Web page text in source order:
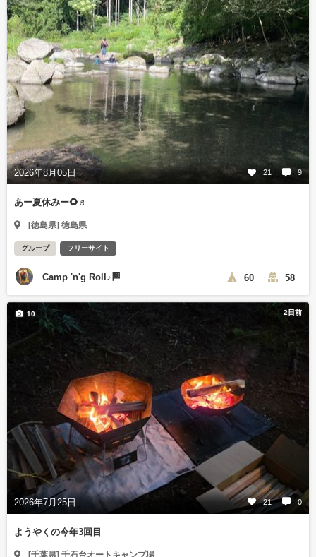
2026年8月05日 21 9
あー夏休みー🌻♬
[徳島県] 徳島県
グループ フリーサイト
Camp 'n'g Roll♪🏁 60 58
2日前
2026年7月25日 21 0
10
ようやくの今年3回目
[千葉県] 千石台オートキャンプ場